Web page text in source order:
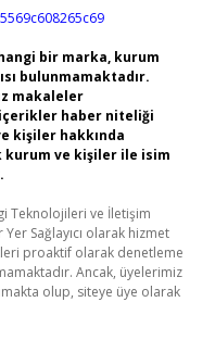
bir marka, kurum
bulunmamaktadır.
makaleler
haber niteliği
kişiler hakkında
kurum ve kişiler ile isim
Teknolojileri ve İletişim
Sağlayıcı olarak hizmet
proaktif olarak denetleme
Ancak, üyelerimiz
olup, siteye üye olarak